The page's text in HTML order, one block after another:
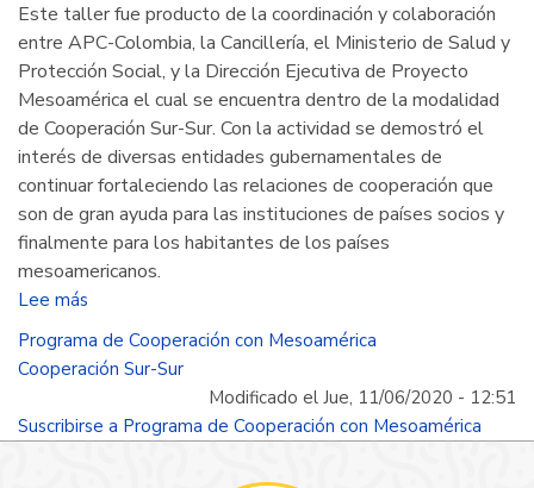
Este taller fue producto de la coordinación y colaboración
entre APC-Colombia, la Cancillería, el Ministerio de Salud y
Protección Social, y la Dirección Ejecutiva de Proyecto
Mesoamérica el cual se encuentra dentro de la modalidad
de Cooperación Sur-Sur. Con la actividad se demostró el
interés de diversas entidades gubernamentales de
continuar fortaleciendo las relaciones de cooperación que
son de gran ayuda para las instituciones de países socios y
finalmente para los habitantes de los países
mesoamericanos.
Lee más
Colombia:
Referente
Mesoamérica
en
Programa de Cooperación con Mesoamérica
Cooperación Sur-Sur
Modificado el Jue, 11/06/2020 - 12:51
Suscribirse a Programa de Cooperación con Mesoamérica